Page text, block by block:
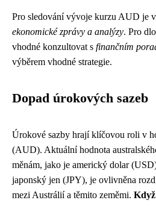
Pro sledování vývoje kurzu AUD je
ekonomické zprávy a analýzy. Pro
vhodné konzultovat s finančním
výběrem vhodné strategie.
Dopad úrokových sazeb
Úrokové sazby hrají klíčovou roli v
(AUD). Aktuální hodnota
měnám, jako je americký dolar
japonský jen (JPY), je ovlivněna
mezi Austrálií a těmito zeměmi.